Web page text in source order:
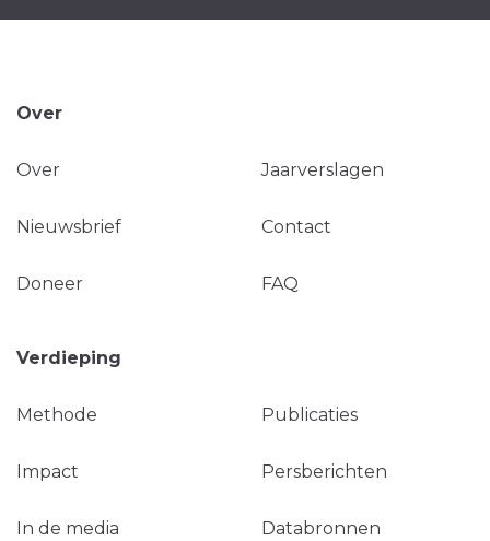
Over
Over Jaarverslagen
Nieuwsbrief Contact
Doneer FAQ
Verdieping
Methode Publicaties
Impact Persberichten
In de media Databronnen